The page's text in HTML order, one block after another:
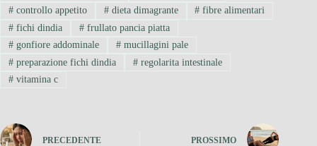
#controllo appetito #dieta dimagrante # fibre alimentari
#fichi dindia #frullato pancia piatta
#gonfiore addominale #mucillagini pale
#preparazione fichi dindia #regolarita intestinale
#vitamina c
PRECEDENTE PROSSIMO